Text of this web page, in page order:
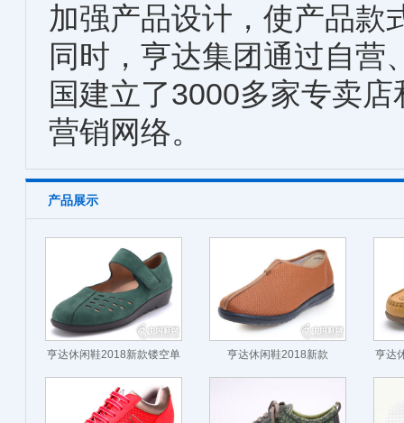
加强产品设计，使产品款
同时，亨达集团通过自营
国建立了3000多家专卖
营销网络。
产品展示
亨达休闲鞋2018新款镂空单
鞋
亨达休闲鞋2018新款 亨达